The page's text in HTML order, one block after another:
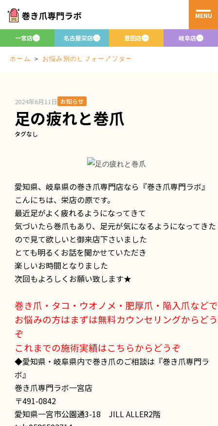
MENU
一宮店 名古屋栄店 豊田店 岐阜店
お悩み別のビフ
ォーアフター
Before/after
ホーム ＞ お悩み別のビフォーアフター
2024年6月11日 お知らせ
足の疲れと巻爪
タグなし
愛知県、岐阜県の巻き爪専門店なら『巻き爪専門ラボ』
こんにちは、栄店の原です。
最近足がよく疲れるようになってきて
気づいたら巻爪もあり、足元が気になるようになってきた
ので見て欲しいと御来店下さいました
とても明るくお話を聞かせていただき
楽しいお時間となりました
次回もよろしくお願い致します★
巻き爪・タコ・ウオノメ・肥厚爪・陥入爪などで
お悩みの方はまずは無料カウンセリングからどう
ぞ
これまでの施術実績はこちらからどうぞ
◆愛知県・岐阜県内で巻き爪のご相談は『巻き爪専門ラ
ボ』
巻き爪専門ラボ一宮店
〒491-0842
愛知県一宮市公園通3-18 JILL ALLER2階